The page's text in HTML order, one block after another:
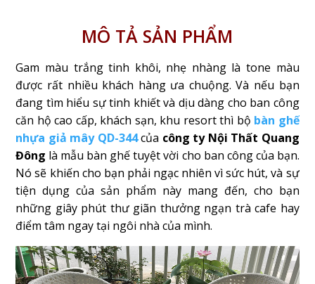
MÔ TẢ SẢN PHẨM
Gam màu trắng tinh khôi, nhẹ nhàng là tone màu
được rất nhiều khách hàng ưa chuộng. Và nếu bạn
đang tìm hiểu sự tinh khiết và dịu dàng cho ban công
căn hộ cao cấp, khách sạn, khu resort thì bộ bàn ghế
nhựa giả mây QD-344của công ty Nội Thất Quang
Đông là mẫu bàn ghế tuyệt vời cho ban công của bạn.
Nó sẽ khiến cho bạn phải ngạc nhiên vì sức hút, và sự
tiện dụng của sản phẩm này mang đến, cho bạn
những giây phút thư giãn thưởng ngạn trà cafe hay
điểm tâm ngay tại ngôi nhà của mình.